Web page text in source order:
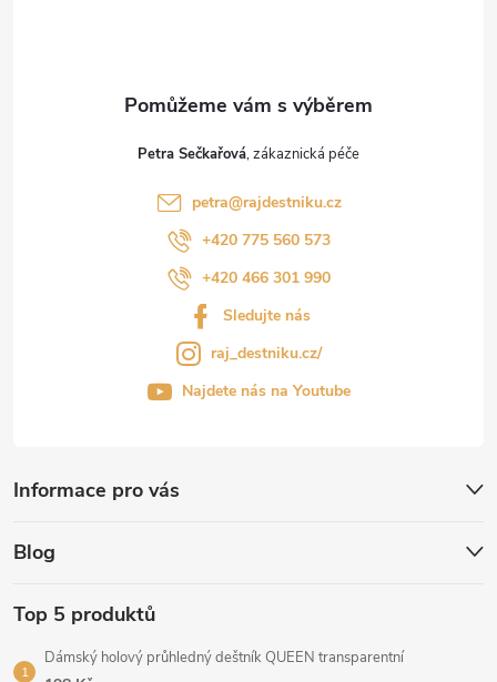
Informace pro vás
Blog
Top 5 produktů
Dámský holový průhledný deštník QUEEN transparentní
Petra Sečkařová
petra@rajdestniku.cz
+420 775 560 573
+420 466 301 990
Sledujte nás
raj_destniku.cz/
Najdete nás na Youtube